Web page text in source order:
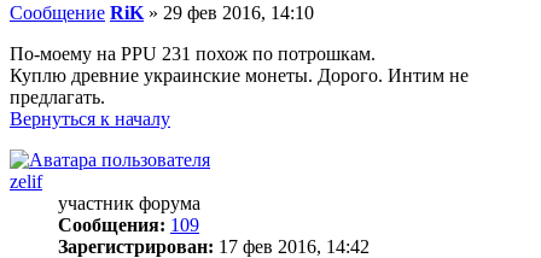
Сообщение RiK » 29 фев 2016, 14:10
По-моему на PPU 231 похож по потрошкам.
Куплю древние украинские монеты. Дорого. Интим не
предлагать.
Вернуться к началу
zelif
участник форума
Сообщения: 109
Зарегистрирован: 17 фев 2016, 14:42